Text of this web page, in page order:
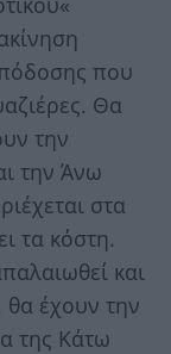
που
Θα
την
την Άνω
στα
τα κόστη.
και
έχουν την
της Κάτω